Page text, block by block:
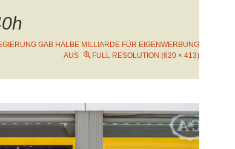
GAB HALBE MILLIARDE FÜR EIGENWERBUNG
AUS
FULL RESOLUTION (620 × 413)